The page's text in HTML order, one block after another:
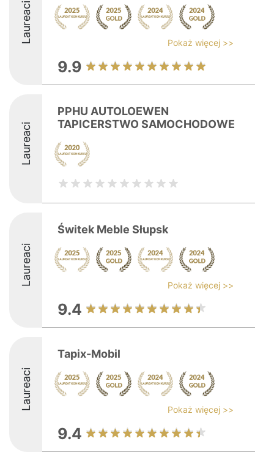
Laureaci Pokaż więcej >>
9.9
Laureaci
PPHU AUTOLOEWEN
TAPICERSTWO SAMOCHODOWE
Laureaci
Świtek Meble Słupsk
Pokaż więcej >>
9.4
Laureaci
Tapix-Mobil
Pokaż więcej >>
9.4